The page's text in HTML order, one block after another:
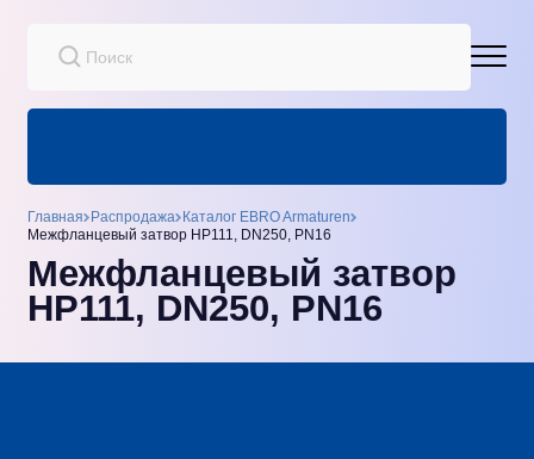
Главная Распродажа Каталог EBRO Armaturen
Межфланцевый затвор HP111, DN250, PN16
Межфланцевый затвор
HP111, DN250, PN16